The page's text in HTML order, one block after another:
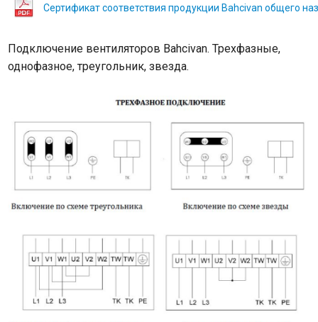
Сертификат соответствия продукции Bahcivan общего
Подключение вентиляторов Bahcivan. Трехфазные,
однофазное, треугольник, звезда.